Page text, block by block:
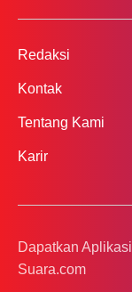
Redaksi
Kontak
Tentang Kami
Karir
Dapatkan Aplikasi
Suara.com